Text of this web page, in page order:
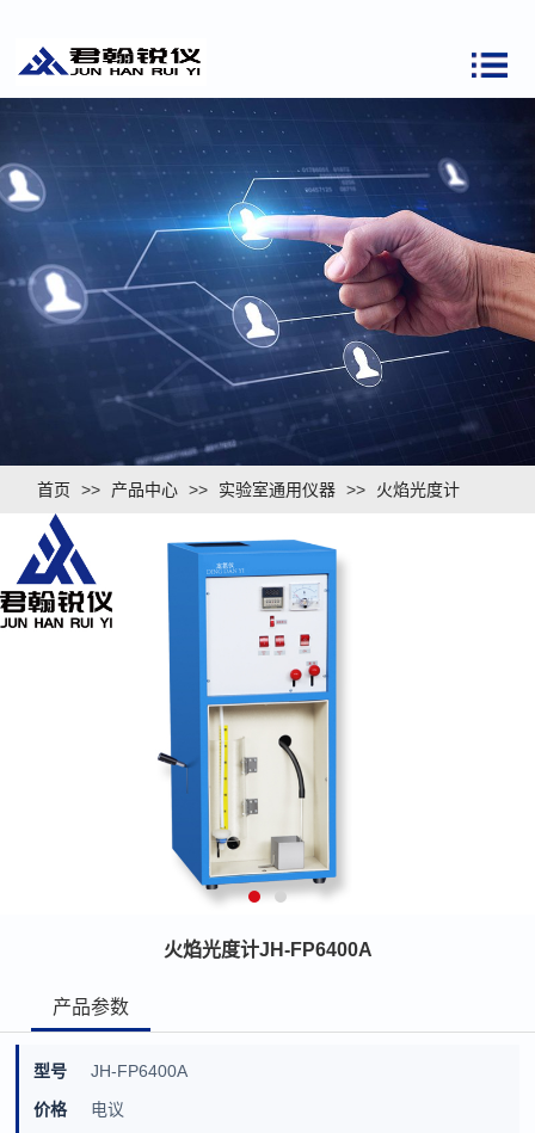
首页 >> 产品中心 >> 实验室通用仪器 >> 火焰光度计
火焰光度计JH-FP6400A
产品参数
型号
JH-FP6400A
价格
电议